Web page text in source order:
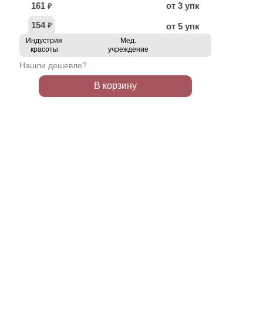
161 ₽
от 3 упк
154 ₽ от 5 упк
Индустрия
красоты
Мед.
учреждение
Нашли дешевле?
В корзину